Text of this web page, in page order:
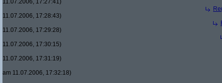
11.07.2006, 17:27:41)
11.07.2006, 17:28:43)
11.07.2006, 17:29:28)
11.07.2006, 17:30:15)
11.07.2006, 17:31:19)
am 11.07.2006, 17:32:18)